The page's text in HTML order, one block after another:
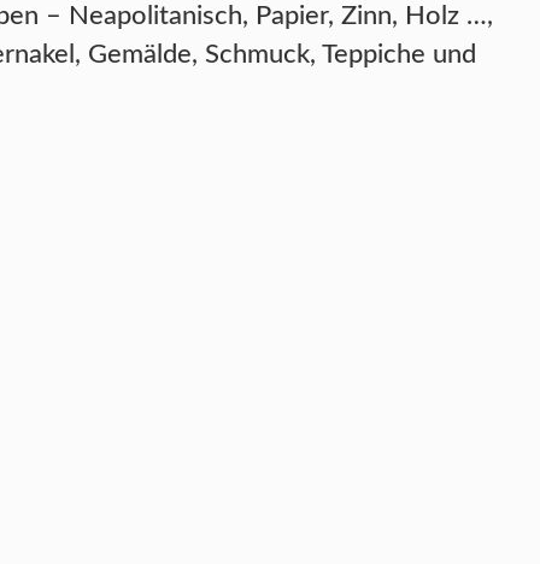
– Neapolitanisch, Papier, Zinn, Holz …,
Gemälde, Schmuck, Teppiche und